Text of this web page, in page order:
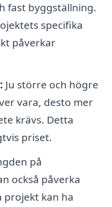
fast byggställning.
specifika
påverkar
Ju större och högre
vara, desto mer
krävs. Detta
priset.
på
också påverka
projekt kan ha